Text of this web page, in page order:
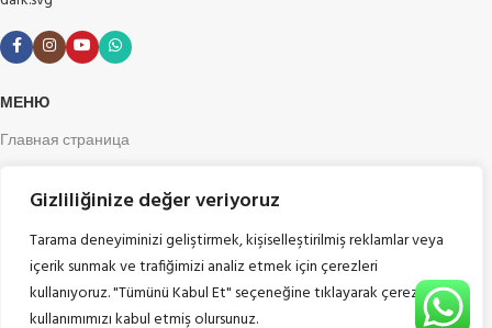
Gizliliğinize değer veriyoruz
Tarama deneyiminizi geliştirmek, kişiselleştirilmiş reklamlar veya
içerik sunmak ve trafiğimizi analiz etmek için çerezleri
kullanıyoruz. "Tümünü Kabul Et" seçeneğine tıklayarak çerez
kullanımımızı kabul etmiş olursunuz.
МЕНЮ
Главная страница
Наши рекомендации
Продукция